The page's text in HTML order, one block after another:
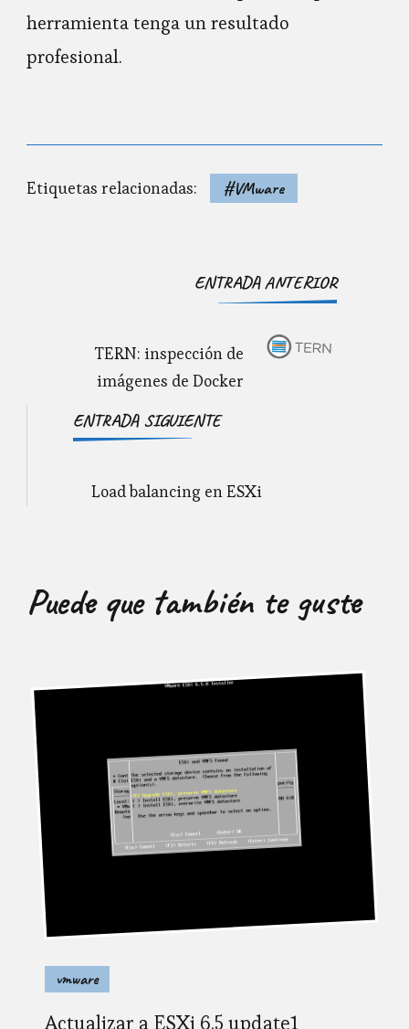
herramienta tenga un resultado
profesional.
Etiquetas relacionadas: #VMware
Navegación
entradas
ENTRADA ANTERIOR
TERN: inspección de
imágenes de Docker
ENTRADA SIGUIENTE
Load balancing en ESXi
Puede que también te guste
vmware
Actualizar a ESXi 6.5 update1